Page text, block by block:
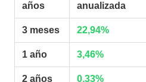
años
anualizada
3 meses 22,94%
1 año 3,46%
2 años 0,33%